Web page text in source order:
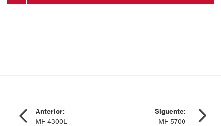
Anterior:
MF 4300E
Siguente:
MF 5700